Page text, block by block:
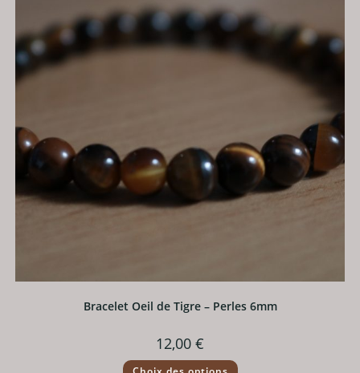
Bracelet Oeil de Tigre – Perles 6mm
12,00 €
Ce